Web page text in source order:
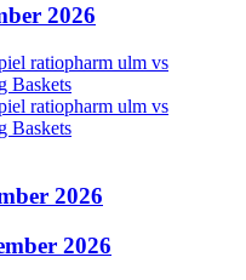
2026
ratiopharm ulm vs
Baskets
ratiopharm ulm vs
Baskets
2026
2026